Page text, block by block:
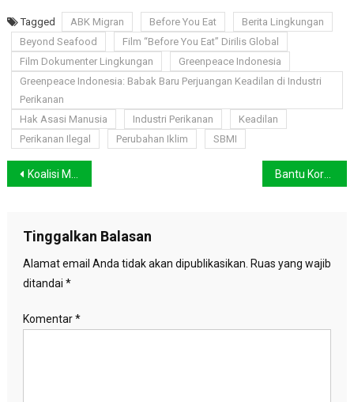
Tagged ABK Migran Before You Eat
Berita Lingkungan
Beyond Seafood
Film “Before You Eat” Dirilis Global
Film Dokumenter Lingkungan
Greenpeace Indonesia
Greenpeace Indonesia: Babak Baru Perjuangan Keadilan di Industri
Perikanan
Hak Asasi Manusia
Industri Perikanan
Keadilan
Perikanan Ilegal
Perubahan Iklim SBMI
Navigasi
Koalisi Masyarakat Sipil Ucapkan Selamat ke Adaro atas Penghargaan “Obligasi Kotor” Bantu Korban Banjir dan Tanah Longsor di Luwu, BNPB Distribusi Logistik Pakai Mobil Off Road
Tinggalkan Balasan
Alamat email Anda tidak akan dipublikasikan. Ruas yang wajib
ditandai *
Komentar*